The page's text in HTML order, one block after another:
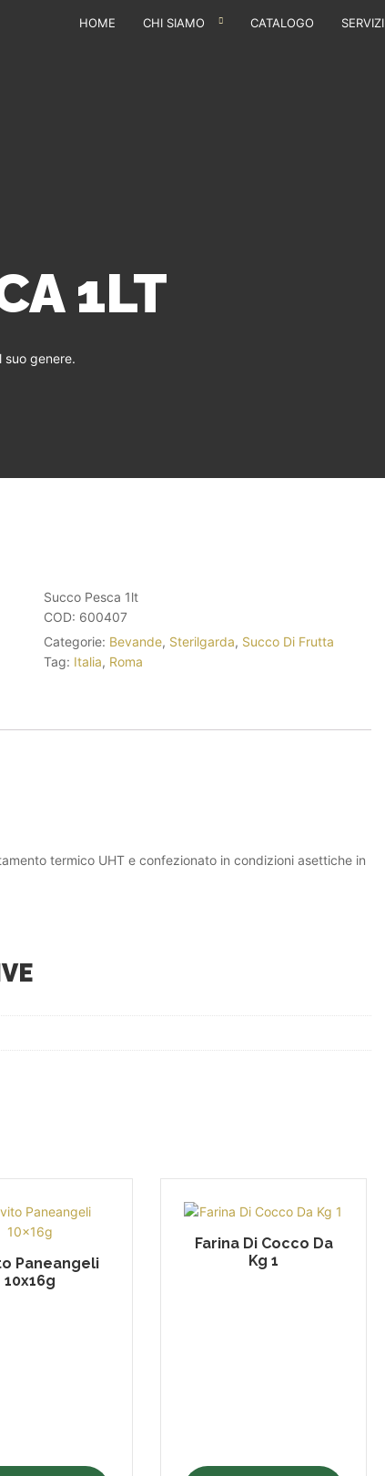
HOME CHI SIAMO CATALOGO SERVIZI
1LT
genere.
Succo Pesca 1lt
COD: 600407
Categorie: Bevande, Sterilgarda, Succo Di Frutta
Tag: Italia, Roma
termico UHT e confezionato in condizioni asettiche in
Paneangeli
10x16g
Farina Di Cocco Da
Kg 1